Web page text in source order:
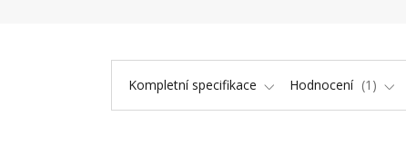
Kompletní specifikace Hodnocení 1